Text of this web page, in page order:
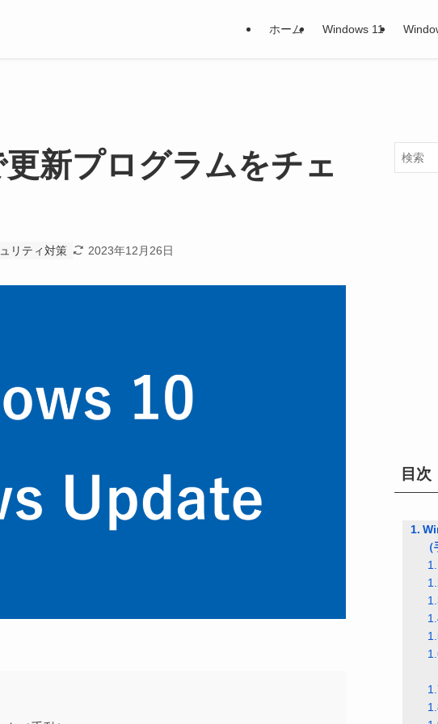
ホーム Windows 11
新プログラムをチェ
リティ対策 2023年12月26日
目次